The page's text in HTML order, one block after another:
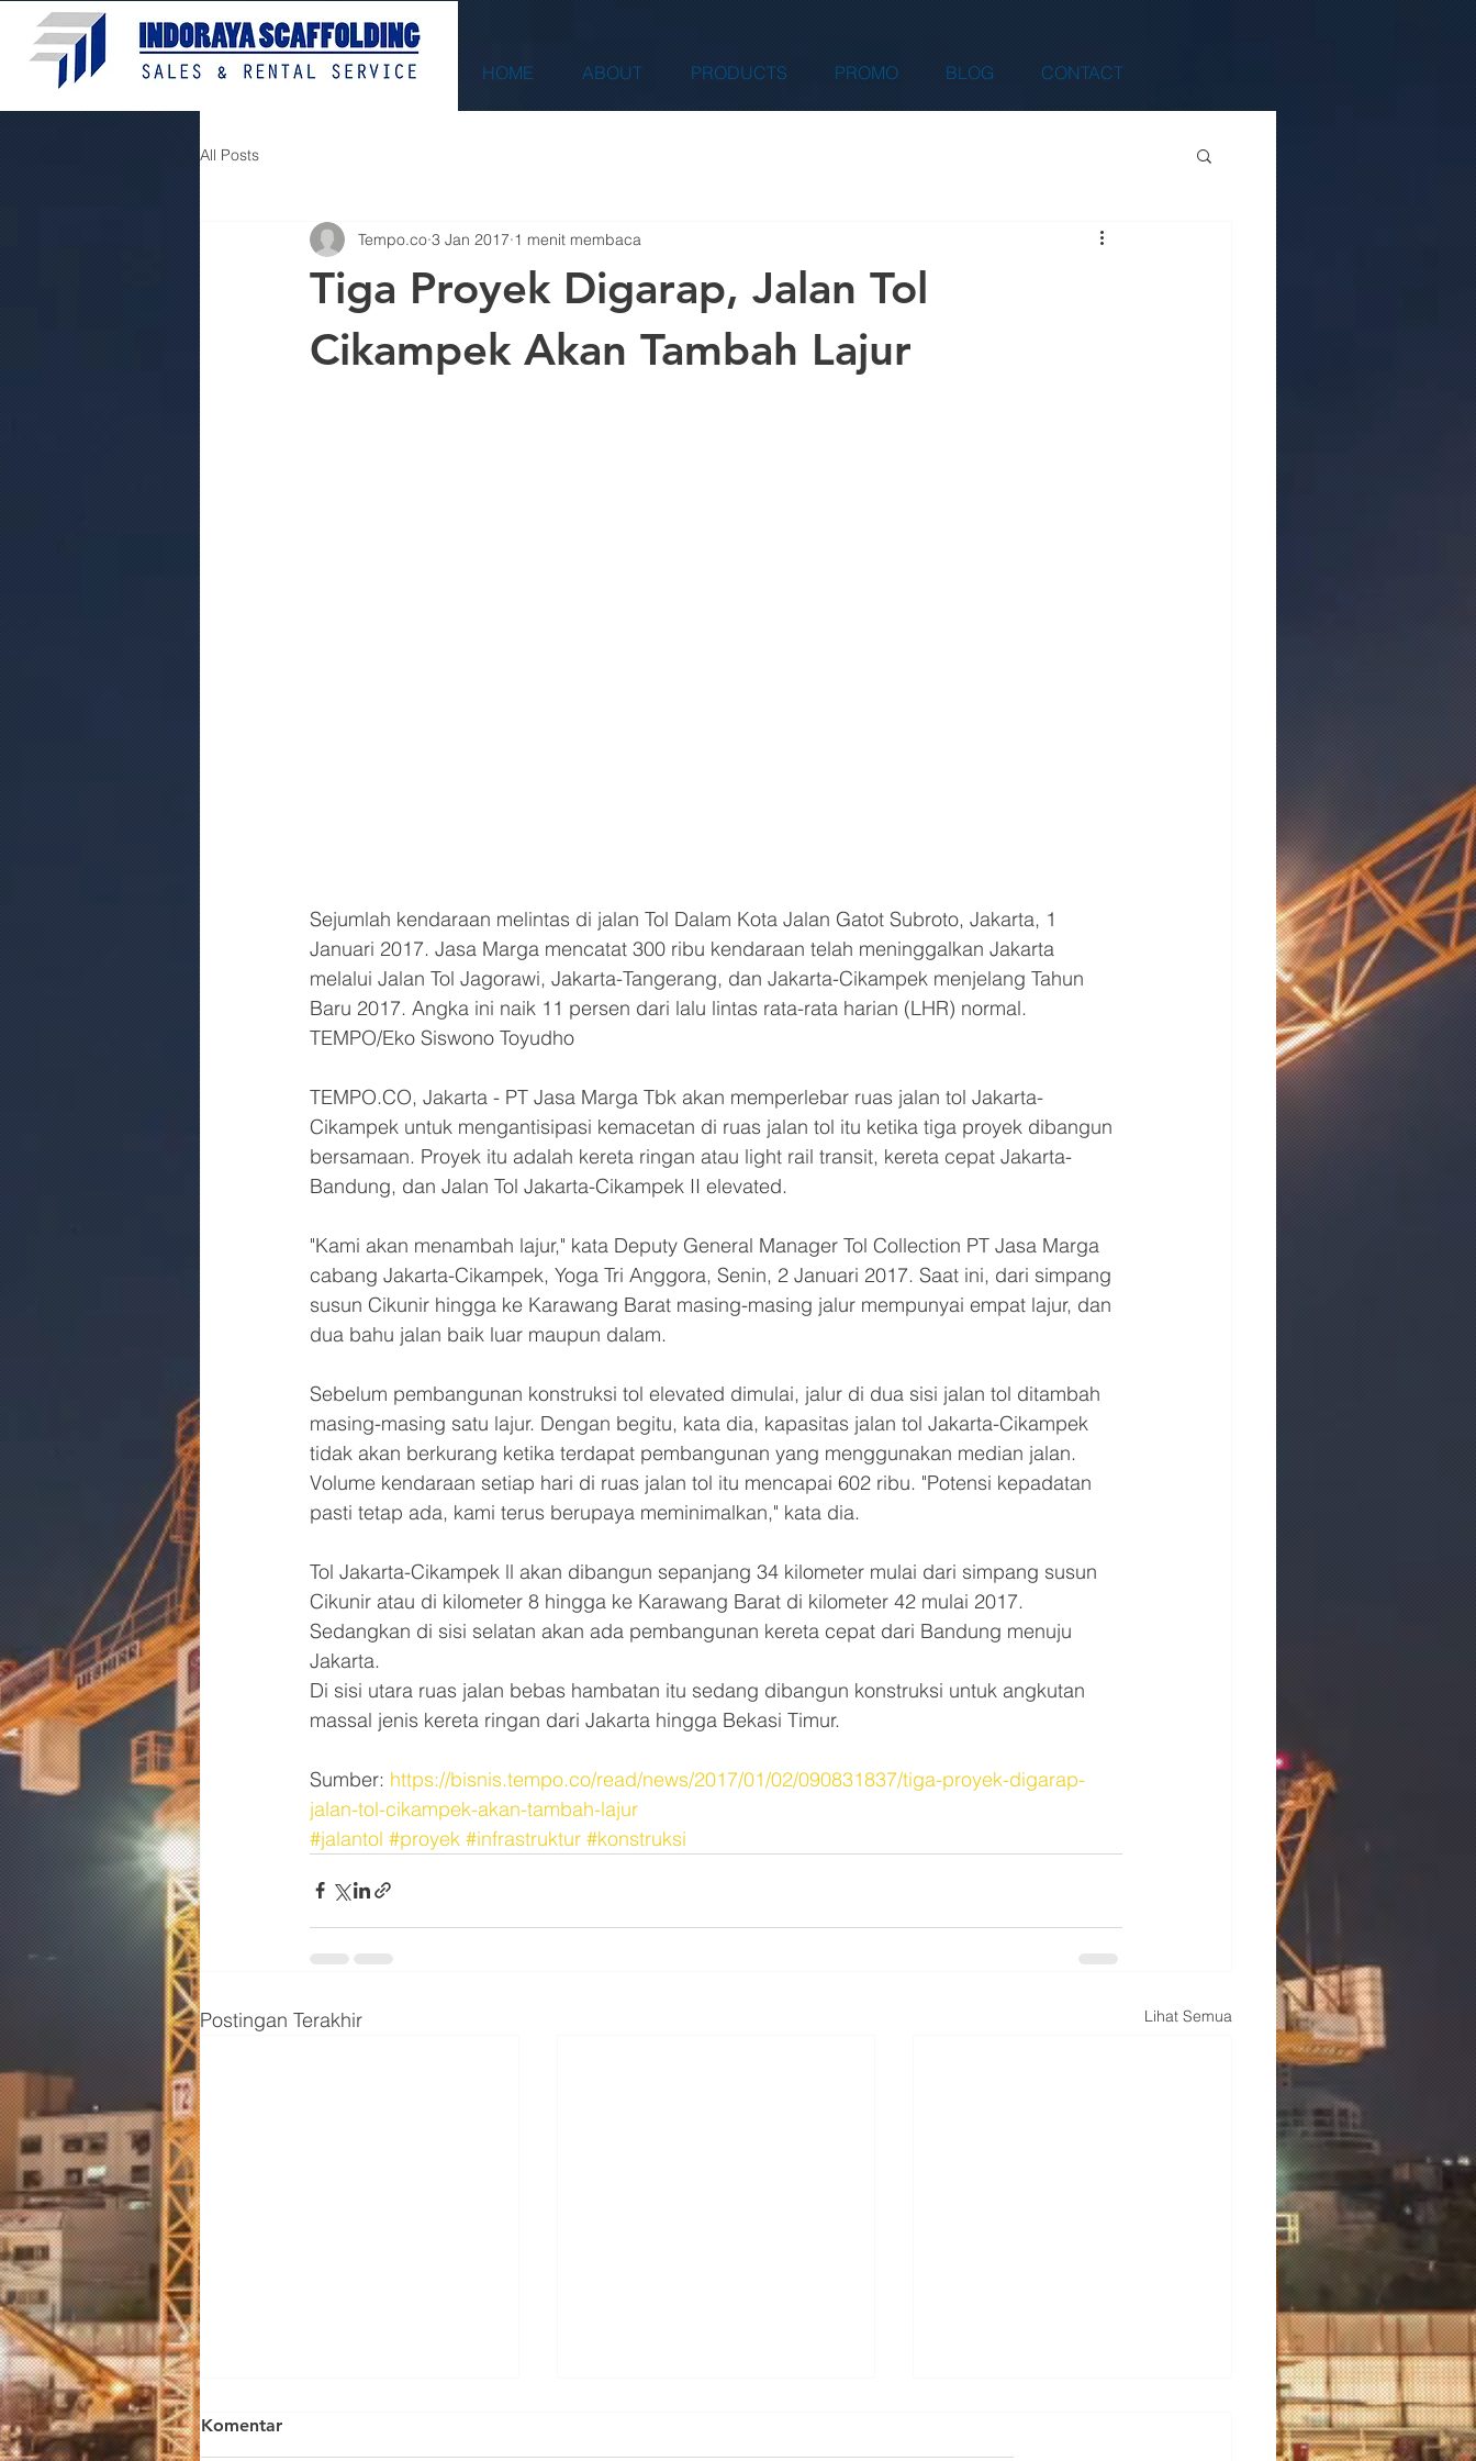
HOME ABOUT PRODUCTS PROMO BLOG CONTACT
All Posts
Tiga Proyek Digarap, Jalan Tol
Cikampek Akan Tambah Lajur
Tempo.co 3 Jan 2017 1 menit membaca
Sejumlah kendaraan melintas di jalan Tol Dalam Kota Jalan Gatot Subroto, Jakarta, 1
Januari 2017. Jasa Marga mencatat 300 ribu kendaraan telah meninggalkan Jakarta
melalui Jalan Tol Jagorawi, Jakarta-Tangerang, dan Jakarta-Cikampek menjelang Tahun
Baru 2017. Angka ini naik 11 persen dari lalu lintas rata-rata harian (LHR) normal.
TEMPO/Eko Siswono Toyudho
TEMPO.CO, Jakarta - PT Jasa Marga Tbk akan memperlebar ruas jalan tol Jakarta-
Cikampek untuk mengantisipasi kemacetan di ruas jalan tol itu ketika tiga proyek dibangun
bersamaan. Proyek itu adalah kereta ringan atau light rail transit, kereta cepat Jakarta-
Bandung, dan Jalan Tol Jakarta-Cikampek II elevated.
"Kami akan menambah lajur," kata Deputy General Manager Tol Collection PT Jasa Marga
cabang Jakarta-Cikampek, Yoga Tri Anggora, Senin, 2 Januari 2017. Saat ini, dari simpang
susun Cikunir hingga ke Karawang Barat masing-masing jalur mempunyai empat lajur, dan
dua bahu jalan baik luar maupun dalam.
Sebelum pembangunan konstruksi tol elevated dimulai, jalur di dua sisi jalan tol ditambah
masing-masing satu lajur. Dengan begitu, kata dia, kapasitas jalan tol Jakarta-Cikampek
tidak akan berkurang ketika terdapat pembangunan yang menggunakan median jalan.
Volume kendaraan setiap hari di ruas jalan tol itu mencapai 602 ribu. "Potensi kepadatan
pasti tetap ada, kami terus berupaya meminimalkan," kata dia.
Tol Jakarta-Cikampek ll akan dibangun sepanjang 34 kilometer mulai dari simpang susun
Cikunir atau di kilometer 8 hingga ke Karawang Barat di kilometer 42 mulai 2017.
Sedangkan di sisi selatan akan ada pembangunan kereta cepat dari Bandung menuju
Jakarta.
Di sisi utara ruas jalan bebas hambatan itu sedang dibangun konstruksi untuk angkutan
massal jenis kereta ringan dari Jakarta hingga Bekasi Timur.
Sumber: https://bisnis.tempo.co/read/news/2017/01/02/090831837/tiga-proyek-digarap-
jalan-tol-cikampek-akan-tambah-lajur
#jalantol #proyek #infrastruktur #konstruksi
Postingan Terakhir Lihat Semua
Komentar